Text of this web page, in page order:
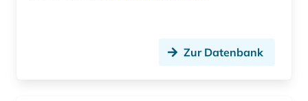
rabbinistische lehre (1)
Zur Datenbank